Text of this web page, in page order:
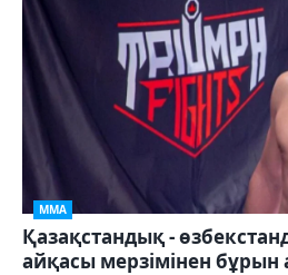
ММА
Қазақстандық -
айқасы мерзімінен бұрын